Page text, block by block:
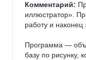
Комментарий:
иллюстратор».
работу и наконец
Программа —
базу по рисунку,